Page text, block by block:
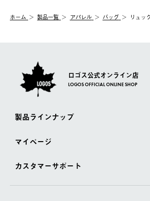
【配送業者】
佐川急便にて配送されます。
む）は受け付けておりません。
一度お手元の商品を返品いただき、ご希望商
ホーム 製品一覧 アパレル バッグ リュッ
ロゴス公式オンライン店
LOGOS OFFICIAL ONLINE SHOP
製品ラインナップ
マイページ
カスタマーサポート